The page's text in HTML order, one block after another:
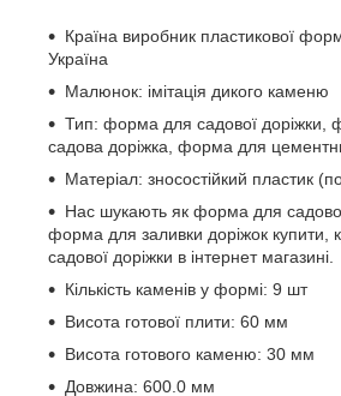
Країна виробник пластикової
Україна
Малюнок: імітація дикого каменю
Тип: форма для садової доріжки,
садова доріжка, форма для
Матеріал: зносостійкий пластик
Нас шукають як форма для
форма для заливки доріжок купити,
садової доріжки в інтернет магазині.
Кількість каменів у формі: 9 шт
Висота готової плити: 60 мм
Висота готового каменю: 30 мм
Довжина: 600.0 мм